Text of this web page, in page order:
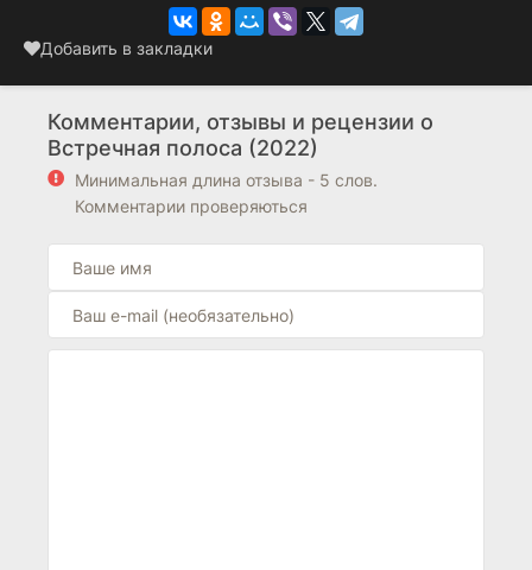
Добавить в закладки
Комментарии, отзывы и рецензии о
Встречная полоса (2022)
Минимальная длина отзыва - 5 слов.
Комментарии проверяються